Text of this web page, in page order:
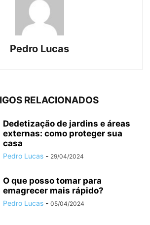
Pedro Lucas
RELACIONADOS
Dedetização de jardins e áreas
externas: como proteger sua
casa
Pedro Lucas - 29/04/2024
O que posso tomar para
emagrecer mais rápido?
Pedro Lucas - 05/04/2024